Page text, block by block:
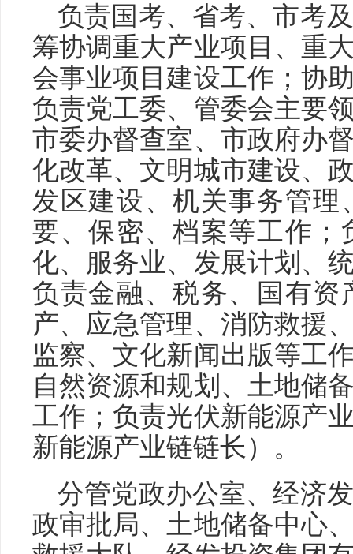
负责国考、省考、市考
筹协调重大产业项目、重
会事业项目建设工作；协
负责党工委、管委会主要
市委办督查室、市政府办
化改革、文明城市建设、
发区建设、机关事务管
要、保密、档案等工作
化、服务业、发展计划、
负责金融、税务、国有
产、应急管理、消防救援
监察、文化新闻出版等工
自然资源和规划、土地储
工作；负责光伏新能源产
新能源产业链链长）。
分管党政办公室、经济
政审批局、土地储备中心